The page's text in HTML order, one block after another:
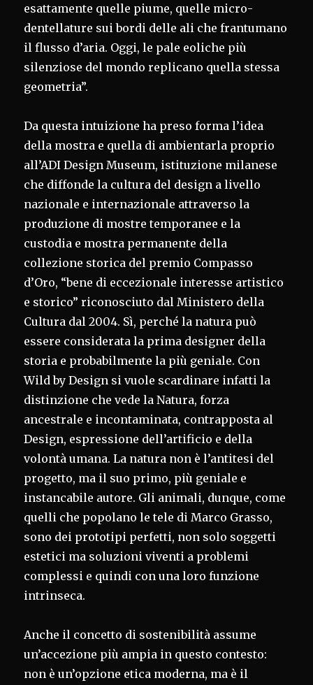
esattamente quelle piume, quelle micro-
dentellature sui bordi delle ali che frantumano
il flusso d’aria. Oggi, le pale eoliche più
silenziose del mondo replicano quella stessa
geometria”.
Da questa intuizione ha preso forma l’idea
della mostra e quella di ambientarla proprio
all’ADI Design Museum, istituzione milanese
che diffonde la cultura del design a livello
nazionale e internazionale attraverso la
produzione di mostre temporanee e la
custodia e mostra permanente della
collezione storica del premio Compasso
d’Oro, “bene di eccezionale interesse artistico
e storico” riconosciuto dal Ministero della
Cultura dal 2004. Sì, perché la natura può
essere considerata la prima designer della
storia e probabilmente la più geniale. Con
Wild by Design si vuole scardinare infatti la
distinzione che vede la Natura, forza
ancestrale e incontaminata, contrapposta al
Design, espressione dell’artificio e della
volontà umana. La natura non è l’antitesi del
progetto, ma il suo primo, più geniale e
instancabile autore. Gli animali, dunque, come
quelli che popolano le tele di Marco Grasso,
sono dei prototipi perfetti, non solo soggetti
estetici ma soluzioni viventi a problemi
complessi e quindi con una loro funzione
intrinseca.
Anche il concetto di sostenibilità assume
un’accezione più ampia in questo contesto:
non è un’opzione etica moderna, ma è il